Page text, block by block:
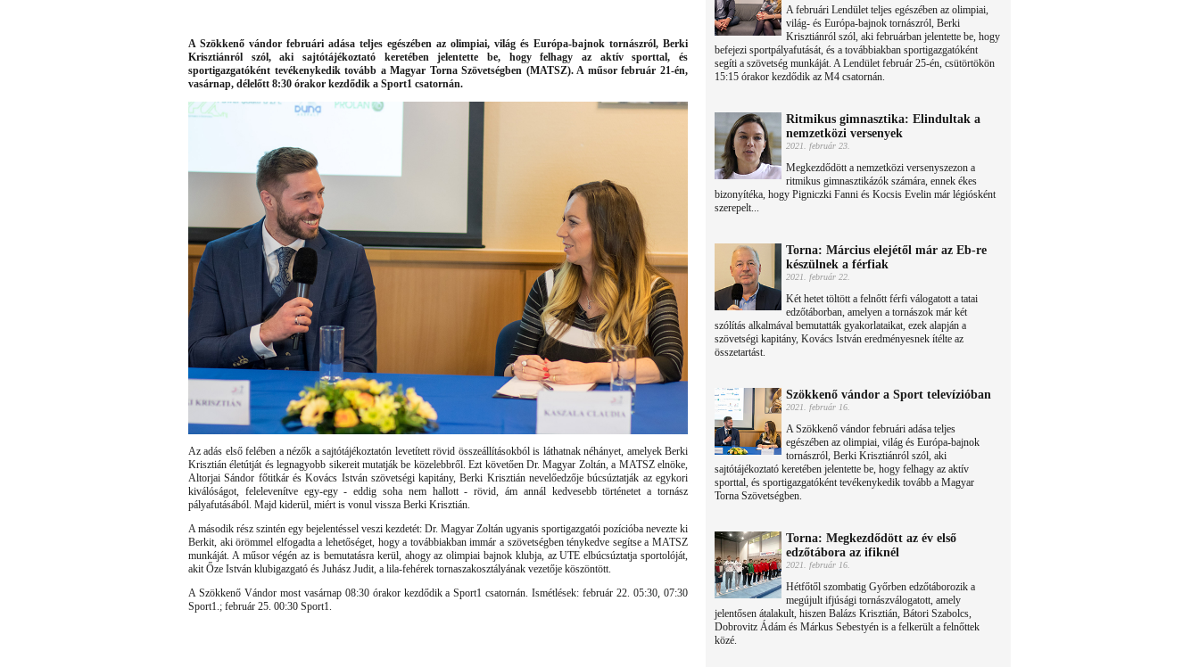
A Szökkenő vándor februári adása teljes egészében az olimpiai, világ és Európa-bajnok tornászról, Berki
Krisztiánról szól, aki sajtótájékoztató keretében jelentette be, hogy felhagy az aktív sporttal, és
sportigazgatóként tevékenykedik tovább a Magyar Torna Szövetségben (MATSZ). A műsor február 21-én,
vasárnap, délelőtt 8:30 órakor kezdődik a Sport1 csatornán.
Az adás első felében a nézők a sajtótájékoztatón levetített rövid összeállításokból is láthatnak néhányet, amelyek Berki
Krisztián életútját és legnagyobb sikereit mutatják be közelebbről. Ezt követően Dr. Magyar Zoltán, a MATSZ elnöke,
Altorjai Sándor főtitkár és Kovács István szövetségi kapitány, Berki Krisztián nevelőedzője búcsúztatják az egykori
kiválóságot, felelevenítve egy-egy - eddig soha nem hallott - rövid, ám annál kedvesebb történetet a tornász
pályafutásából. Majd kiderül, miért is vonul vissza Berki Krisztián.
A második rész szintén egy bejelentéssel veszi kezdetét: Dr. Magyar Zoltán ugyanis sportigazgatói pozícióba nevezte ki
Berkit, aki örömmel elfogadta a lehetőséget, hogy a továbbiakban immár a szövetségben ténykedve segítse a MATSZ
munkáját. A műsor végén az is bemutatásra kerül, ahogy az olimpiai bajnok klubja, az UTE elbúcsúztatja sportolóját,
akit Őze István klubigazgató és Juhász Judit, a lila-fehérek tornaszakosztályának vezetője köszöntött.
A Szökkenő Vándor most vasárnap 08:30 órakor kezdődik a Sport1 csatornán. Ismétlések: február 22. 05:30, 07:30
Sport1.; február 25. 00:30 Sport1.
A februári Lendület teljes egészében az olimpiai,
világ- és Európa-bajnok tornászról, Berki
Krisztiánról szól, aki februárban jelentette be, hogy
befejezi sportpályafutását, és a továbbiakban sportigazgatóként
segíti a szövetség munkáját. A Lendület február 25-én, csütörtökön
15:15 órakor kezdődik az M4 csatornán.
Ritmikus gimnasztika: Elindultak a
nemzetközi versenyek
2021. február 23.
Megkezdődött a nemzetközi versenyszezon a
ritmikus gimnasztikázók számára, ennek ékes
bizonyítéka, hogy Pigniczki Fanni és Kocsis Evelin már légiósként
szerepelt...
Torna: Március elejétől már az Eb-re
készülnek a férfiak
2021. február 22.
Két hetet töltött a felnőtt férfi válogatott a tatai
edzőtáborban, amelyen a tornászok már két
szólítás alkalmával bemutatták gyakorlataikat, ezek alapján a
szövetségi kapitány, Kovács István eredményesnek ítélte az
összetartást.
Szökkenő vándor a Sport televízióban
2021. február 16.
A Szökkenő vándor februári adása teljes
egészében az olimpiai, világ és Európa-bajnok
tornászról, Berki Krisztiánról szól, aki
sajtótájékoztató keretében jelentette be, hogy felhagy az aktív
sporttal, és sportigazgatóként tevékenykedik tovább a Magyar
Torna Szövetségben.
Torna: Megkezdődött az év első
edzőtábora az ifiknél
2021. február 16.
Hétfőtől szombatig Győrben edzőtáborozik a
megújult ifjúsági tornászválogatott, amely
jelentősen átalakult, hiszen Balázs Krisztián, Bátori Szabolcs,
Dobrovitz Ádám és Márkus Sebestyén is a felkerült a felnőttek
közé.